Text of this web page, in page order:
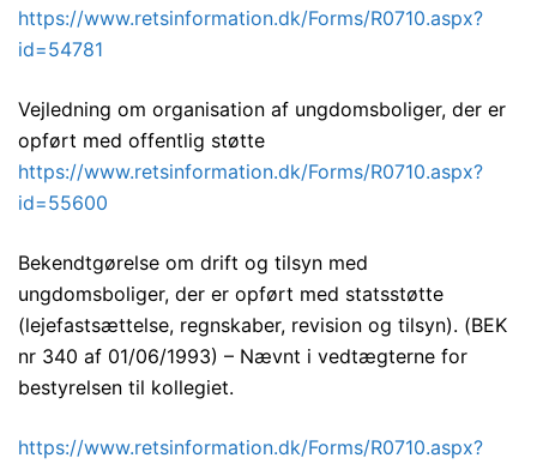
https://www.retsinformation.dk/Forms/R0710.aspx?
id=54781
Vejledning om organisation af ungdomsboliger, der er
opført med offentlig støtte
https://www.retsinformation.dk/Forms/R0710.aspx?
id=55600
Bekendtgørelse om drift og tilsyn med
ungdomsboliger, der er opført med statsstøtte
(lejefastsættelse, regnskaber, revision og tilsyn). (BEK
nr 340 af 01/06/1993) – Nævnt i vedtægterne for
bestyrelsen til kollegiet.
https://www.retsinformation.dk/Forms/R0710.aspx?